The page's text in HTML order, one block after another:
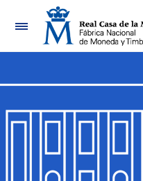
Navegación
Mostrar/Ocultar
Mostrar/Ocultar